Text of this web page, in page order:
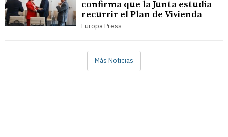
confirma que la Junta estudia
recurrir el Plan de Vivienda
Europa Press
Más Noticias